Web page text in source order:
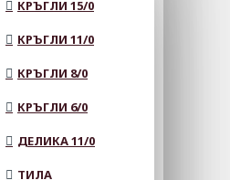
КРЪГЛИ 15/0
КРЪГЛИ 11/0
КРЪГЛИ 8/0
КРЪГЛИ 6/0
ДЕЛИКА 11/0
ТИЛА